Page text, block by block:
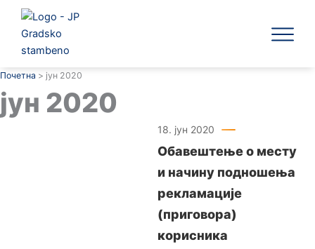
Пређи
садржај
Почетна > јун 2020
јун 2020
18. јун 2020
Обавештење о месту
и начину подношења
рекламације
(приговора)
корисника